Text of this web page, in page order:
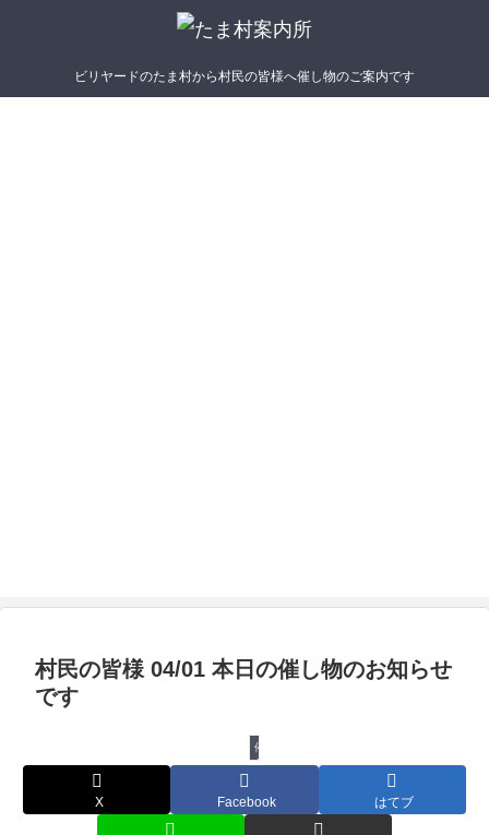
ビリヤードのたま村から村民の皆様へ催し物のご案内です
村民の皆様 04/01 本日の催し物のお知らせ
です
催し物
X Facebook はてブ